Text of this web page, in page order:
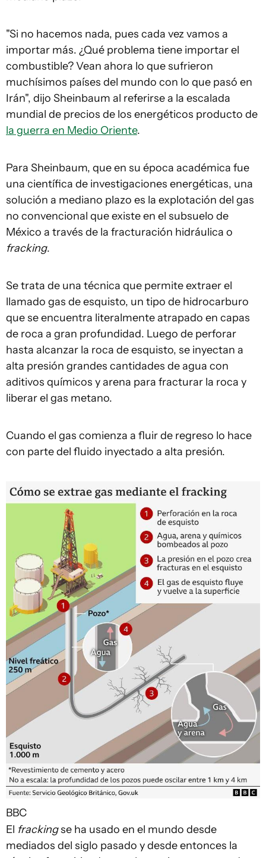
"Si no hacemos nada, pues cada vez vamos a
importar más. ¿Qué problema tiene importar el
combustible? Vean ahora lo que sufrieron
muchísimos países del mundo con lo que pasó en
Irán", dijo Sheinbaum al referirse a la escalada
mundial de precios de los energéticos producto de
la guerra en Medio Oriente.
Para Sheinbaum, que en su época académica fue
una científica de investigaciones energéticas, una
solución a mediano plazo es la explotación del gas
no convencional que existe en el subsuelo de
México a través de la fracturación hidráulica o
fracking.
Se trata de una técnica que permite extraer el
llamado gas de esquisto, un tipo de hidrocarburo
que se encuentra literalmente atrapado en capas
de roca a gran profundidad. Luego de perforar
hasta alcanzar la roca de esquisto, se inyectan a
alta presión grandes cantidades de agua con
aditivos químicos y arena para fracturar la roca y
liberar el gas metano.
Cuando el gas comienza a fluir de regreso lo hace
con parte del fluido inyectado a alta presión.
BBC
El frackingse ha usado en el mundo desde
mediados del siglo pasado y desde entonces la